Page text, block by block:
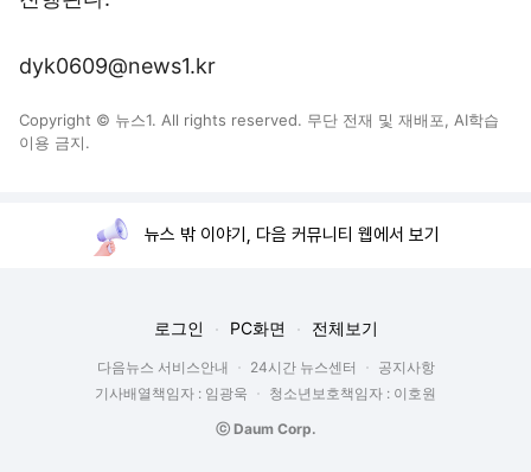
dyk0609@news1.kr
Copyright © 뉴스1. All rights reserved. 무단 전재 및 재배포, AI학습
이용 금지.
뉴스 밖 이야기, 다음 커뮤니티 웹에서 보기
로그인 PC화면 전체보기
다음뉴스 서비스안내 24시간 뉴스센터
공지사항
기사배열책임자 : 임광욱
청소년보호책임자 : 이호원
ⓒ Daum Corp.